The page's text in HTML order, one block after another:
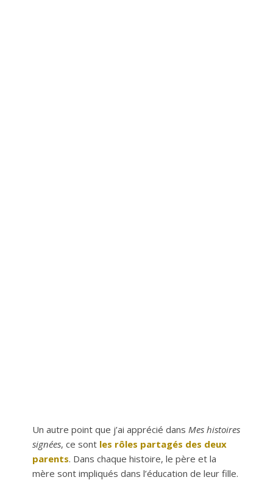
Un autre point que j’ai apprécié dans Mes histoires
signées, ce sont les rôles partagés des deux
parents. Dans chaque histoire, le père et la
mère sont impliqués dans l’éducation de leur fille.